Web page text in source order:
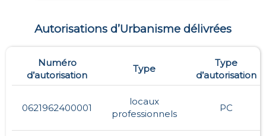
Autorisations d’Urbanisme délivrées
Numéro
d’autorisation
Type
Type
d’autorisation
0621962400001
locaux
professionnels
PC